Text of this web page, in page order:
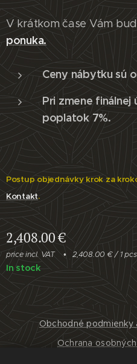
V krátkom čase Vám
ponuka.
Ceny nábytku sú
Pri zmene
poplatok 7%.
Postup objednávky krok za
Kontakt.
2,408.00€
price incl. VAT 2,408.00 € / 1 pcs
In stock
Obchodné podmienky
Ochrana